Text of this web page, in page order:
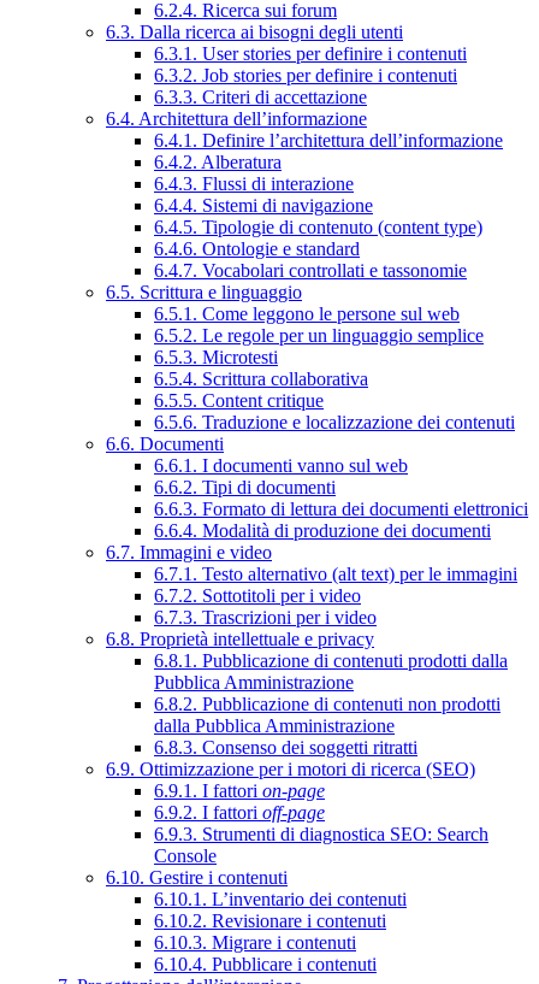
6.2.4. Ricerca sui forum
6.3. Dalla ricerca ai bisogni degli utenti
6.3.1. User stories per definire i contenuti
6.3.2. Job stories per definire i contenuti
6.3.3. Criteri di accettazione
6.4. Architettura dell’informazione
6.4.1. Definire l’architettura dell’informazione
6.4.2. Alberatura
6.4.3. Flussi di interazione
6.4.4. Sistemi di navigazione
6.4.5. Tipologie di contenuto (content type)
6.4.6. Ontologie e standard
6.4.7. Vocabolari controllati e tassonomie
6.5. Scrittura e linguaggio
6.5.1. Come leggono le persone sul web
6.5.2. Le regole per un linguaggio semplice
6.5.3. Microtesti
6.5.4. Scrittura collaborativa
6.5.5. Content critique
6.5.6. Traduzione e localizzazione dei contenuti
6.6. Documenti
6.6.1. I documenti vanno sul web
6.6.2. Tipi di documenti
6.6.3. Formato di lettura dei documenti elettronici
6.6.4. Modalità di produzione dei documenti
6.7. Immagini e video
6.7.1. Testo alternativo (alt text) per le immagini
6.7.2. Sottotitoli per i video
6.7.3. Trascrizioni per i video
6.8. Proprietà intellettuale e privacy
6.8.1. Pubblicazione di contenuti prodotti dalla
Pubblica Amministrazione
6.8.2. Pubblicazione di contenuti non prodotti
dalla Pubblica Amministrazione
6.8.3. Consenso dei soggetti ritratti
6.9. Ottimizzazione per i motori di ricerca (SEO)
6.9.1. I fattori on-page
6.9.2. I fattori off-page
6.9.3. Strumenti di diagnostica SEO: Search
Console
6.10. Gestire i contenuti
6.10.1. L’inventario dei contenuti
6.10.2. Revisionare i contenuti
6.10.3. Migrare i contenuti
6.10.4. Pubblicare i contenuti